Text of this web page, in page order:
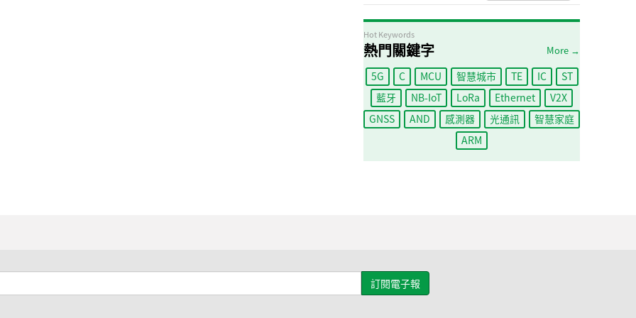
Hot Keywords
熱門關鍵字 More →
5G C MCU 智慧城市 TE IC
ST
藍牙
NB-IoT LoRa Ethernet
V2X
GNSS
AND 感測器 光通訊
智慧家庭
ARM